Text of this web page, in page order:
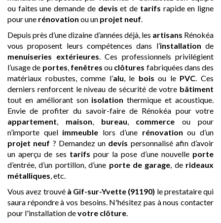
ou faites une demande de devis et de tarifs rapide en ligne
pour une rénovation ou un projet neuf.
Depuis près d’une dizaine d’années déjà, les artisans Rénokéa
vous proposent leurs compétences dans l’installation de
menuiseries extérieures. Ces professionnels privilégient
l’usage de portes, fenêtres ou clôtures fabriquées dans des
matériaux robustes, comme l’alu, le bois ou le PVC. Ces
derniers renforcent le niveau de sécurité de votre bâtiment
tout en améliorant son isolation thermique et acoustique.
Envie de profiter du savoir-faire de Rénokéa pour votre
appartement, maison, bureau, commerce ou pour
n’importe quel immeuble lors d’une rénovation ou d’un
projet neuf ? Demandez un devis personnalisé afin d’avoir
un aperçu de ses tarifs pour la pose d’une nouvelle porte
d’entrée, d’un portillon, d’une porte de garage, de rideaux
métalliques, etc.
Vous avez trouvé à Gif-sur-Yvette (91190) le prestataire qui
saura répondre à vos besoins. N'hésitez pas à nous contacter
pour l'installation devotre clôture.